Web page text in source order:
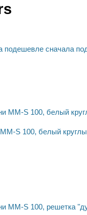
подешевле сначала
S 100, белый